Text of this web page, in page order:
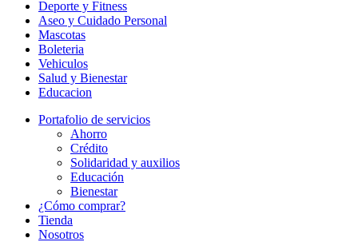
Deporte y Fitness
Aseo y Cuidado Personal
Mascotas
Boleteria
Vehiculos
Salud y Bienestar
Educacion
Portafolio de servicios
Ahorro
Crédito
Solidaridad y auxilios
Educación
Bienestar
¿Cómo comprar?
Tienda
Nosotros